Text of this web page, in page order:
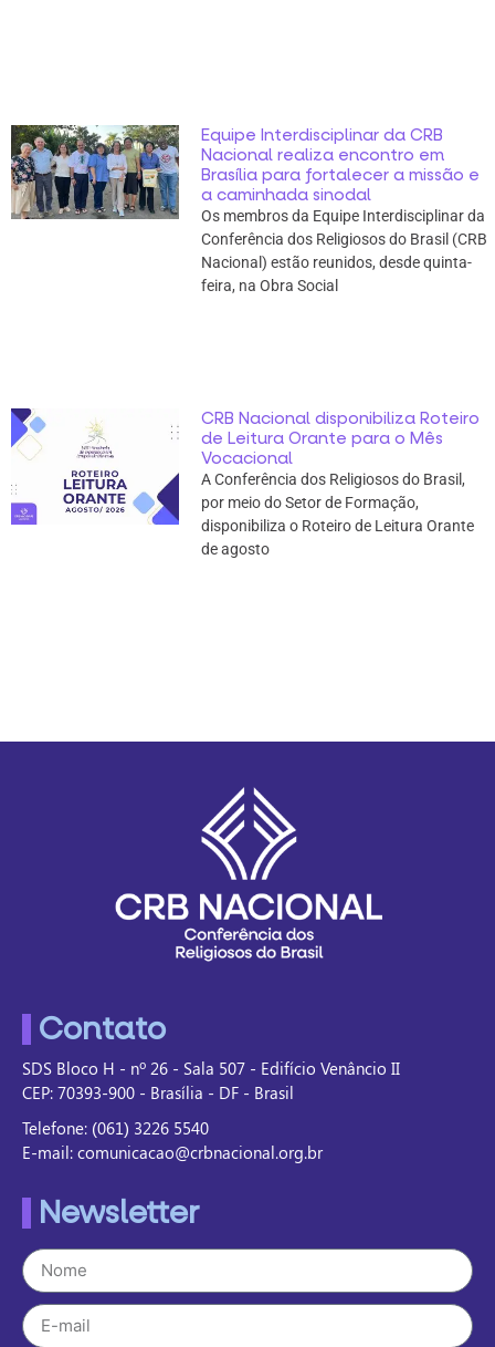
Equipe Interdisciplinar da CRB
Nacional realiza encontro em
Brasília para fortalecer a missão e
a caminhada sinodal
Os membros da Equipe Interdisciplinar da
Conferência dos Religiosos do Brasil (CRB
Nacional) estão reunidos, desde quinta-
feira, na Obra Social
CRB Nacional disponibiliza Roteiro
de Leitura Orante para o Mês
Vocacional
A Conferência dos Religiosos do Brasil,
por meio do Setor de Formação,
disponibiliza o Roteiro de Leitura Orante
de agosto
Contato
SDS Bloco H - nº 26 - Sala 507 - Edifício Venâncio II
CEP: 70393-900 - Brasília - DF - Brasil
Telefone: (061) 3226 5540
E-mail: comunicacao@crbnacional.org.br
Newsletter